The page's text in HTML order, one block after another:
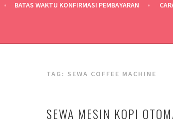
BATAS WAKTU KONFIRMASI PEMBAYARAN
TAG: SEWA COFFEE MACHINE
SEWA MESIN KOPI